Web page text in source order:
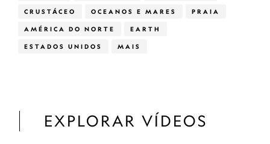
CRUSTÁCEO OCEANOS E MARES PRAIA
AMÉRICA DO NORTE EARTH
ESTADOS UNIDOS MAIS
EXPLORAR VÍDEOS